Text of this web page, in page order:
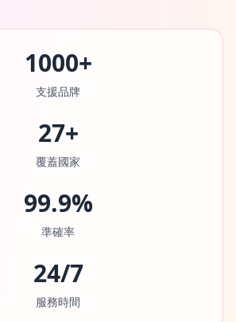
1000+
支援品牌
27+
覆蓋國家
99.9%
準確率
24/7
服務時間